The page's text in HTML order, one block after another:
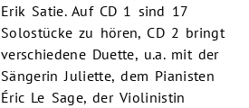
Erik Satie. Auf CD 1 sind 17
Solostücke zu hören, CD 2 bringt
verschiedene Duette, u.a. mit der
Sängerin Juliette, dem Pianisten
Éric Le Sage, der Violinistin